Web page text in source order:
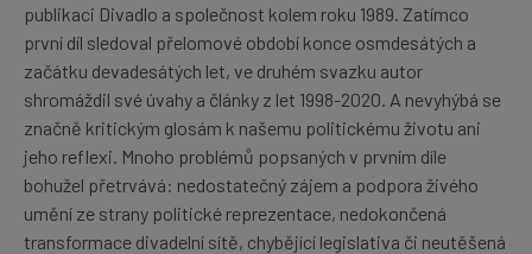
publikaci Divadlo a společnost kolem roku 1989. Zatímco
první díl sledoval přelomové období konce osmdesátých a
začátku devadesátých let, ve druhém svazku autor
shromáždil své úvahy a články z let 1998-2020. A nevyhýbá se
značně kritickým glosám k našemu politickému životu ani
jeho reflexi. Mnoho problémů popsaných v prvním díle
bohužel přetrvává: nedostatečný zájem a podpora živého
umění ze strany politické reprezentace, nedokončená
transformace divadelní sítě, chybějící legislativa či neutěšená